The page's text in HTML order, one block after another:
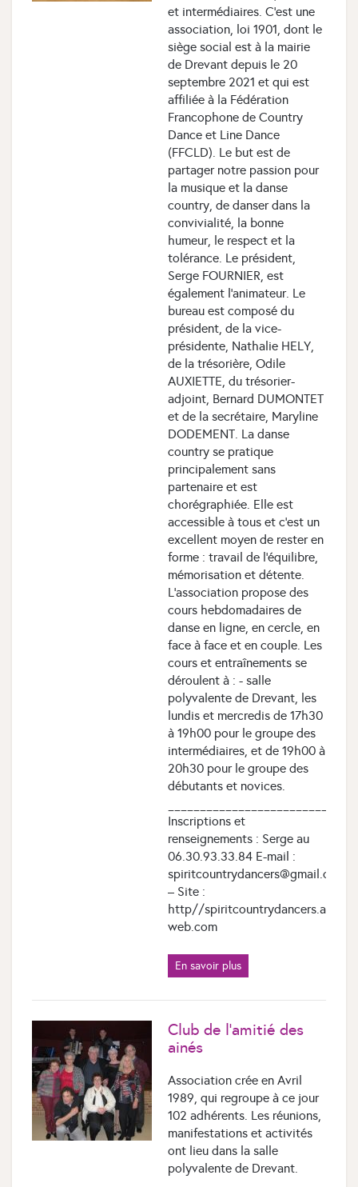
et intermédiaires. C’est une
association, loi 1901, dont le
siège social est à la mairie
de Drevant depuis le 20
septembre 2021 et qui est
affiliée à la Fédération
Francophone de Country
Dance et Line Dance
(FFCLD). Le but est de
partager notre passion pour
la musique et la danse
country, de danser dans la
convivialité, la bonne
humeur, le respect et la
tolérance. Le président,
Serge FOURNIER, est
également l’animateur. Le
bureau est composé du
président, de la vice-
présidente, Nathalie HELY,
de la trésorière, Odile
AUXIETTE, du trésorier-
adjoint, Bernard DUMONTET
et de la secrétaire, Maryline
DODEMENT. La danse
country se pratique
principalement sans
partenaire et est
chorégraphiée. Elle est
accessible à tous et c’est un
excellent moyen de rester en
forme : travail de l’équilibre,
mémorisation et détente.
L’association propose des
cours hebdomadaires de
danse en ligne, en cercle, en
face à face et en couple. Les
cours et entraînements se
déroulent à : - salle
polyvalente de Drevant, les
lundis et mercredis de 17h30
à 19h00 pour le groupe des
intermédiaires, et de 19h00 à
20h30 pour le groupe des
débutants et novices.
Inscriptions et
renseignements : Serge au
06.30.93.33.84 E-mail :
spiritcountrydancers@gmail.com
– Site :
http//spiritcountrydancers.ass-
web.com
En savoir plus
Club de l’amitié des
ainés
Association crée en Avril
1989, qui regroupe à ce jour
102 adhérents. Les réunions,
manifestations et activités
ont lieu dans la salle
polyvalente de Drevant.